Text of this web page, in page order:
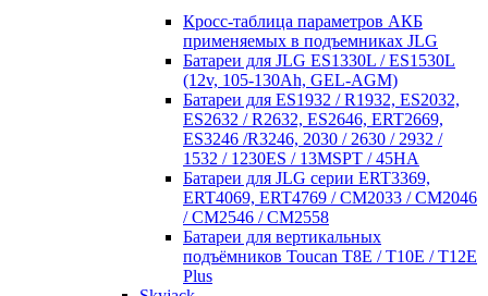
Кросc-таблица параметров АКБ
применяемых в подъемниках JLG
Батареи для JLG ES1330L / ES1530L
(12v, 105-130Ah, GEL-AGM)
Батареи для ES1932 / R1932, ES2032,
ES2632 / R2632, ES2646, ERT2669,
ES3246 /R3246, 2030 / 2630 / 2932 /
1532 / 1230ES / 13MSPT / 45HA
Батареи для JLG серии ERT3369,
ERT4069, ERT4769 / CM2033 / CM2046
/ CM2546 / CM2558
Батареи для вертикальных
подъёмников Toucan T8E / T10E / T12E
Plus